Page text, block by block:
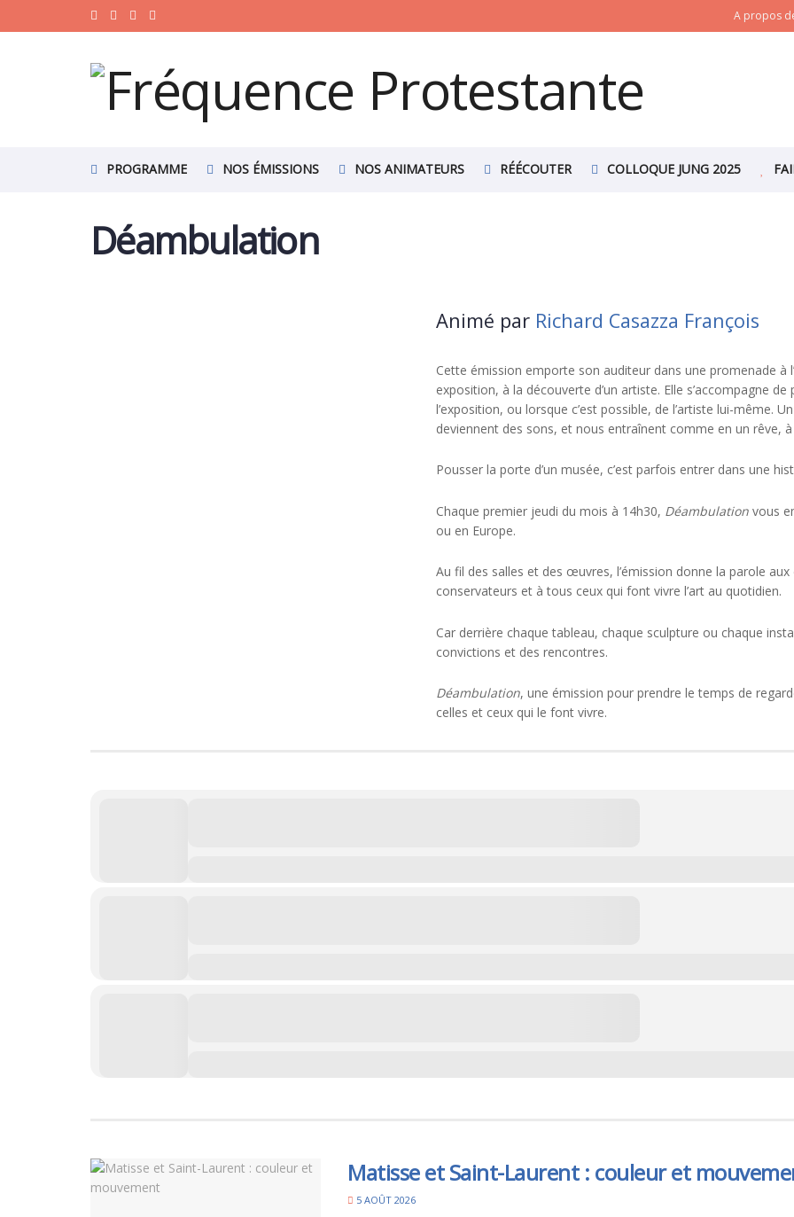
A propos
PROGRAMME NOS ÉMISSIONS NOS ANIMATEURS RÉÉCOUTER COLLOQUE JUNG 2025
Déambulation
Animé par Richard Casazza François
Cette émission emporte son auditeur dans une promenade à
exposition, à la découverte d’un artiste. Elle s’accompagne
l’exposition, ou lorsque c’est possible, de l’artiste lui-même.
deviennent des sons, et nous entraînent comme en un rêve, à
Pousser la porte d’un musée, c’est parfois entrer dans une
Chaque premier jeudi du mois à 14h30, Déambulation vous
ou en Europe.
Au fil des salles et des œuvres, l’émission donne la parole
conservateurs et à tous ceux qui font vivre l’art au quotidien.
Car derrière chaque tableau, chaque sculpture ou chaque
convictions et des rencontres.
Déambulation, une émission pour prendre le temps de
celles et ceux qui le font vivre.
Matisse et Saint-Laurent : couleur et
5 AOÛT 2026